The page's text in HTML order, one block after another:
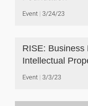
Event 3/24/23
RISE: Business
Intellectual
Event 3/3/23